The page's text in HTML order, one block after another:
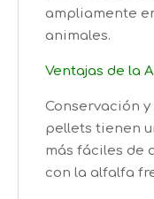
ampliamente
animales.
Ventajas de la
Conservación
pellets tienen
más fáciles de
con la alfalfa